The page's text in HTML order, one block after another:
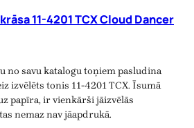
11-4201 TCX Cloud Dancer
no savu katalogu toņiem pasludina
izvēlēts tonis 11-4201 TCX. Īsumā
papīra, ir vienkārši jāizvēlās
nemaz nav jāapdrukā.